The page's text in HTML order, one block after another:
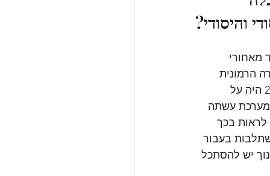
והיסודי?
מאחורי
הרמונית
ובונה על אף ההבדלים ביניהם. הדגש העיקרי שניתן בתיקון החוק שנעשה בשנת 2018 היה על
עשתה
לראות בכך
בעבור
יש להסתכל